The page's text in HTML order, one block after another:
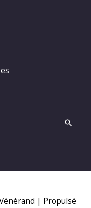
| Propulsé